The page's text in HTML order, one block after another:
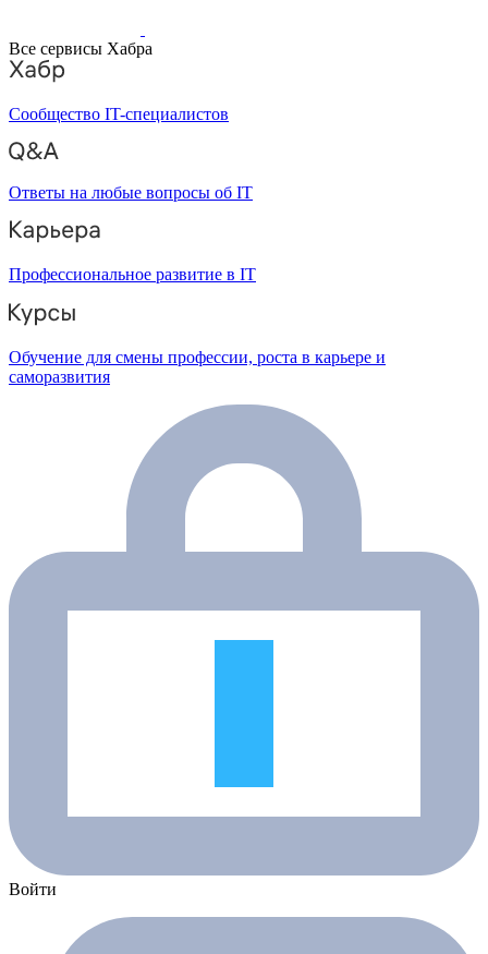
Все сервисы Хабра
Сообщество IT-специалистов
Ответы на любые вопросы об IT
Профессиональное развитие в IT
Обучение для смены профессии, роста в карьере и
саморазвития
Войти